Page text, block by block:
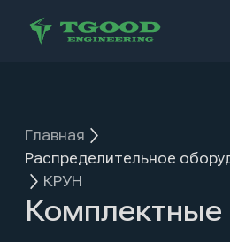
КРУН
Комплектные
распределительные
устройства наружной
установки